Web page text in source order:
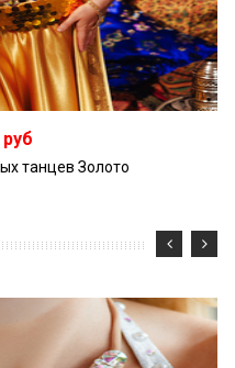
танцев Золото